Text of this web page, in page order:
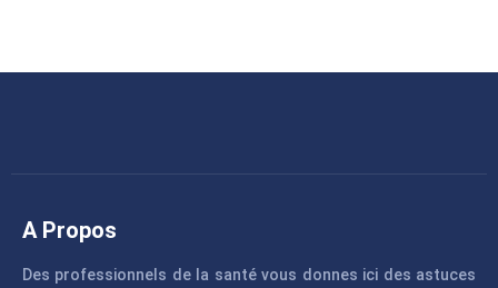
A Propos
Des professionnels de la santé vous donnes ici des astuces